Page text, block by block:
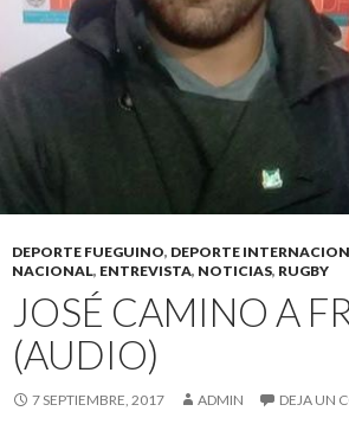
DEPORTE FUEGUINO, DEPORTE
NACIONAL, ENTREVISTA, NOTICIAS, RUGBY
JOSÉ CAMINO A
(AUDIO)
7 SEPTIEMBRE, 2017 ADMIN DEJA UN